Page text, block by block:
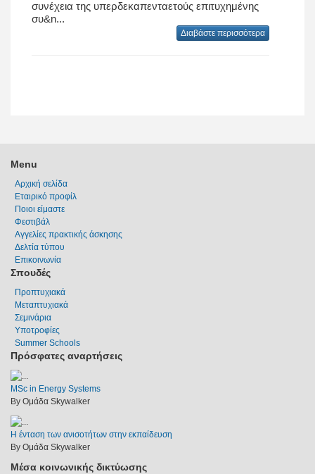
συνέχεια της υπερδεκαπενταετούς επιτυχημένης
συ&n...
Διαβάστε περισσότερα
Menu
Αρχική σελίδα
Εταιρικό προφίλ
Ποιοι είμαστε
Φεστιβάλ
Αγγελίες πρακτικής άσκησης
Δελτία τύπου
Επικοινωνία
Σπουδές
Προπτυχιακά
Μεταπτυχιακά
Σεμινάρια
Υποτροφίες
Summer Schools
Πρόσφατες αναρτήσεις
MSc in Energy Systems
By Ομάδα Skywalker
Η ένταση των ανισοτήτων στην εκπαίδευση
By Ομάδα Skywalker
Μέσα κοινωνικής δικτύωσης